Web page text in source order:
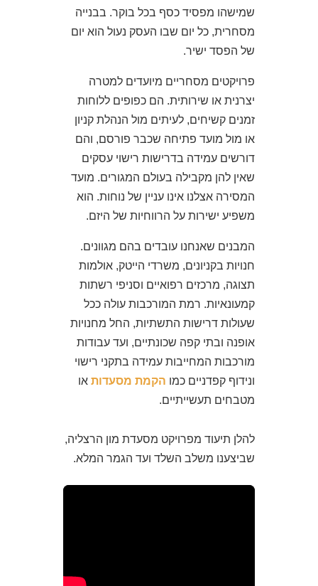
שמישהו מפסיד כסף בכל בוקר. בבנייה
מסחרית, כל יום שבו העסק נעול הוא יום
של הפסד ישיר.
פרויקטים מסחריים מיועדים למטרה
יצרנית או שירותית. הם כפופים ללוחות
זמנים קשיחים, לעיתים מול הנהלת קניון
או מול מועד פתיחה שכבר פורסם, והם
דורשים עמידה בדרישות רישוי עסקים
שאין להן מקבילה בעולם המגורים. מועד
המסירה אצלנו אינו עניין של נוחות. הוא
משפיע ישירות על הרווחיות של היזם.
המבנים שאנחנו עובדים בהם מגוונים.
חנויות בקניונים, משרדי הייטק, אולמות
תצוגה, מרכזים רפואיים וסניפי רשתות
קמעונאיות. רמת המורכבות עולה ככל
שעולות דרישות התשתיות, החל מחנויות
אופנה ובתי קפה שכונתיים, ועד עבודות
מורכבות המחייבות עמידה בתקני רישוי
ונידוף קפדניים כמו הקמת מסעדות או
מטבחים תעשייתיים.
להלן תיעוד מפרויקט מסעדת מון הרצליה,
שביצענו משלב השלד ועד הגמר המלא.